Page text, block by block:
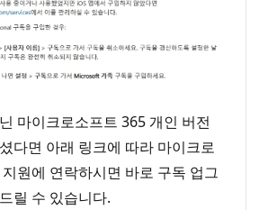
마이크로소프트 365 개인 버전
다면 아래 링크에 따라 마이크로
원에 연락하시면 바로 구독 업그
릴 수 있습니다.